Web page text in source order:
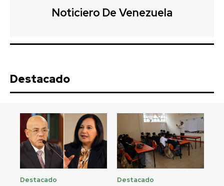
Noticiero De Venezuela
Destacado
Destacado Destacado